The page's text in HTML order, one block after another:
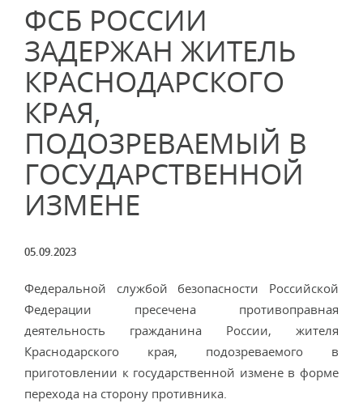
ФСБ РОССИИ
ЗАДЕРЖАН ЖИТЕЛЬ
КРАСНОДАРСКОГО
КРАЯ,
ПОДОЗРЕВАЕМЫЙ В
ГОСУДАРСТВЕННОЙ
ИЗМЕНЕ
05.09.2023
Федеральной службой безопасности Российской
Федерации пресечена противоправная
деятельность гражданина России, жителя
Краснодарского края, подозреваемого в
приготовлении к государственной измене в форме
перехода на сторону противника.